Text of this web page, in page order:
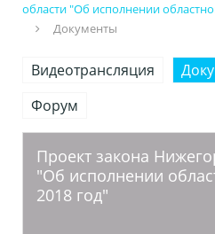
области "Об исполнении
Документы
Видеотрансляция
Форум
Проект закона
"Об исполнении
2018 год"